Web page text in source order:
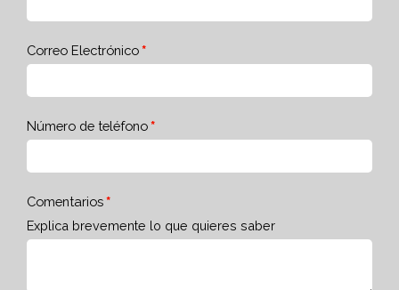
Correo Electrónico
Número de teléfono
Comentarios
Explica brevemente lo que quieres saber